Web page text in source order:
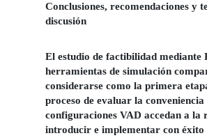
Conclusiones, recomendaciones y
discusión
El estudio de factibilidad mediante
herramientas de simulación
considerarse como la primera
proceso de evaluar la
configuraciones VAD accedan a la
introducir e implementar con éxito